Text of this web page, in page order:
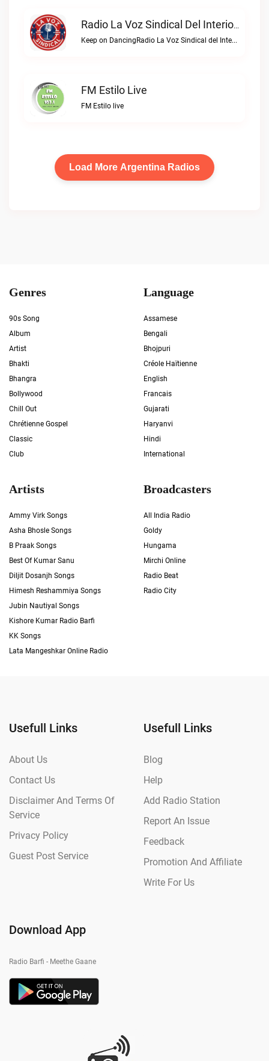
Radio La Voz Sindical Del Interior Live
Keep on DancingRadio La Voz Sindical del Interior live
FM Estilo Live
FM Estilo live
Load More Argentina Radios
Genres
90s Song
Album
Artist
Bhakti
Bhangra
Bollywood
Chill Out
Chrétienne Gospel
Classic
Club
Language
Assamese
Bengali
Bhojpuri
Créole Haïtienne
English
Francais
Gujarati
Haryanvi
Hindi
International
Artists
Ammy Virk Songs
Asha Bhosle Songs
B Praak Songs
Best Of Kumar Sanu
Diljit Dosanjh Songs
Himesh Reshammiya Songs
Jubin Nautiyal Songs
Kishore Kumar Radio Barfi
KK Songs
Lata Mangeshkar Online Radio
Broadcasters
All India Radio
Goldy
Hungama
Mirchi Online
Radio Beat
Radio City
Usefull Links
About Us
Contact Us
Disclaimer And Terms Of
Service
Privacy Policy
Guest Post Service
Usefull Links
Blog
Help
Add Radio Station
Report An Issue
Feedback
Promotion And Affiliate
Write For Us
Download App
Radio Barfi - Meethe Gaane